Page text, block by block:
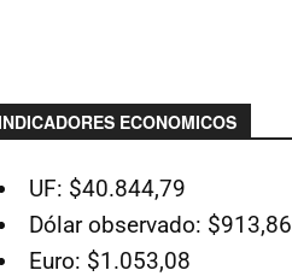
ECONOMICOS
UF: $40.844,79
Dólar observado: $913,86
Euro: $1.053,08